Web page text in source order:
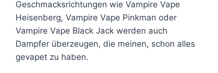
V
a
r
i
a
V
a
r
i
k
t
w
e
i
k
w
e
Geschmacksrichtungen wie Vampire Vape
Heisenberg, Vampire Vape Pinkman oder
Vampire Vape Black Jack werden auch
Dampfer überzeugen, die meinen, schon alles
gevapet zu haben.